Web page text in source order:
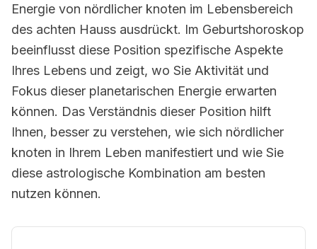
Energie von nördlicher knoten im Lebensbereich
des achten Hauss ausdrückt. Im Geburtshoroskop
beeinflusst diese Position spezifische Aspekte
Ihres Lebens und zeigt, wo Sie Aktivität und
Fokus dieser planetarischen Energie erwarten
können. Das Verständnis dieser Position hilft
Ihnen, besser zu verstehen, wie sich nördlicher
knoten in Ihrem Leben manifestiert und wie Sie
diese astrologische Kombination am besten
nutzen können.